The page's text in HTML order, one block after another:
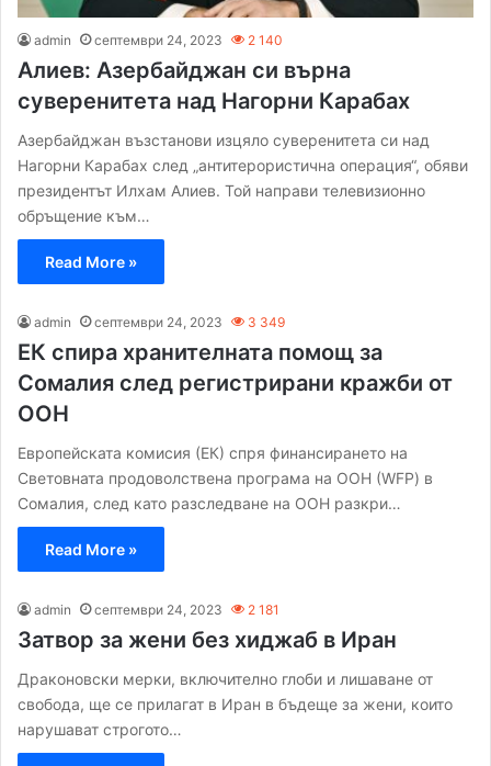
admin септември 24, 2023 2 140
Алиев: Азербайджан си върна
суверенитета над Нагорни Карабах
Азербайджан възстанови изцяло суверенитета си над
Нагорни Карабах след „антитерористична операция“, обяви
президентът Илхам Алиев. Той направи телевизионно
обръщение към…
Read More »
admin септември 24, 2023 3 349
ЕК спира хранителната помощ за
Сомалия след регистрирани кражби от
ООН
Европейската комисия (ЕК) спря финансирането на
Световната продоволствена програма на ООН (WFP) в
Сомалия, след като разследване на ООН разкри…
Read More »
admin септември 24, 2023 2 181
Затвор за жени без хиджаб в Иран
Драконовски мерки, включително глоби и лишаване от
свобода, ще се прилагат в Иран в бъдеще за жени, които
нарушават строгото…